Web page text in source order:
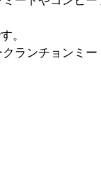
。
ランチョンミ